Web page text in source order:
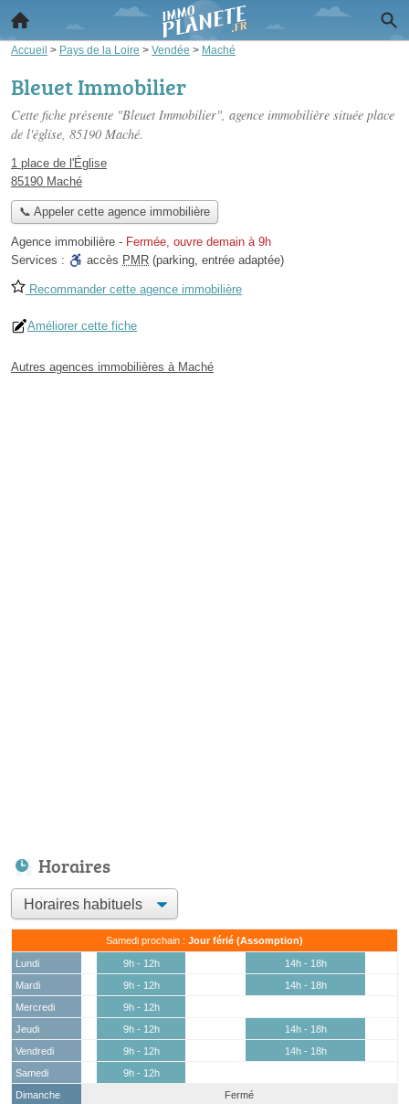
Accueil > Pays de la Loire > Vendée > Maché
Bleuet Immobilier
Cette fiche présente "Bleuet Immobilier", agence immobilière située place
de l'église, 85190 Maché.
1 place de l'Église
85190 Maché
📞 Appeler cette agence immobilière
Agence immobilière - Fermée, ouvre demain à 9h
Services :
accès PMR (parking, entrée adaptée)
Recommander cette agence immobilière
Améliorer cette fiche
Autres agences immobilières à Maché
Horaires
Samedi prochain : Jour férié (Assomption)
Lundi 9h - 12h
14h - 18h
Mardi
9h - 12h
14h - 18h
Mercredi
9h - 12h
Jeudi
9h - 12h
14h - 18h
Vendredi
9h - 12h
14h - 18h
Samedi
9h - 12h
Dimanche
Fermé